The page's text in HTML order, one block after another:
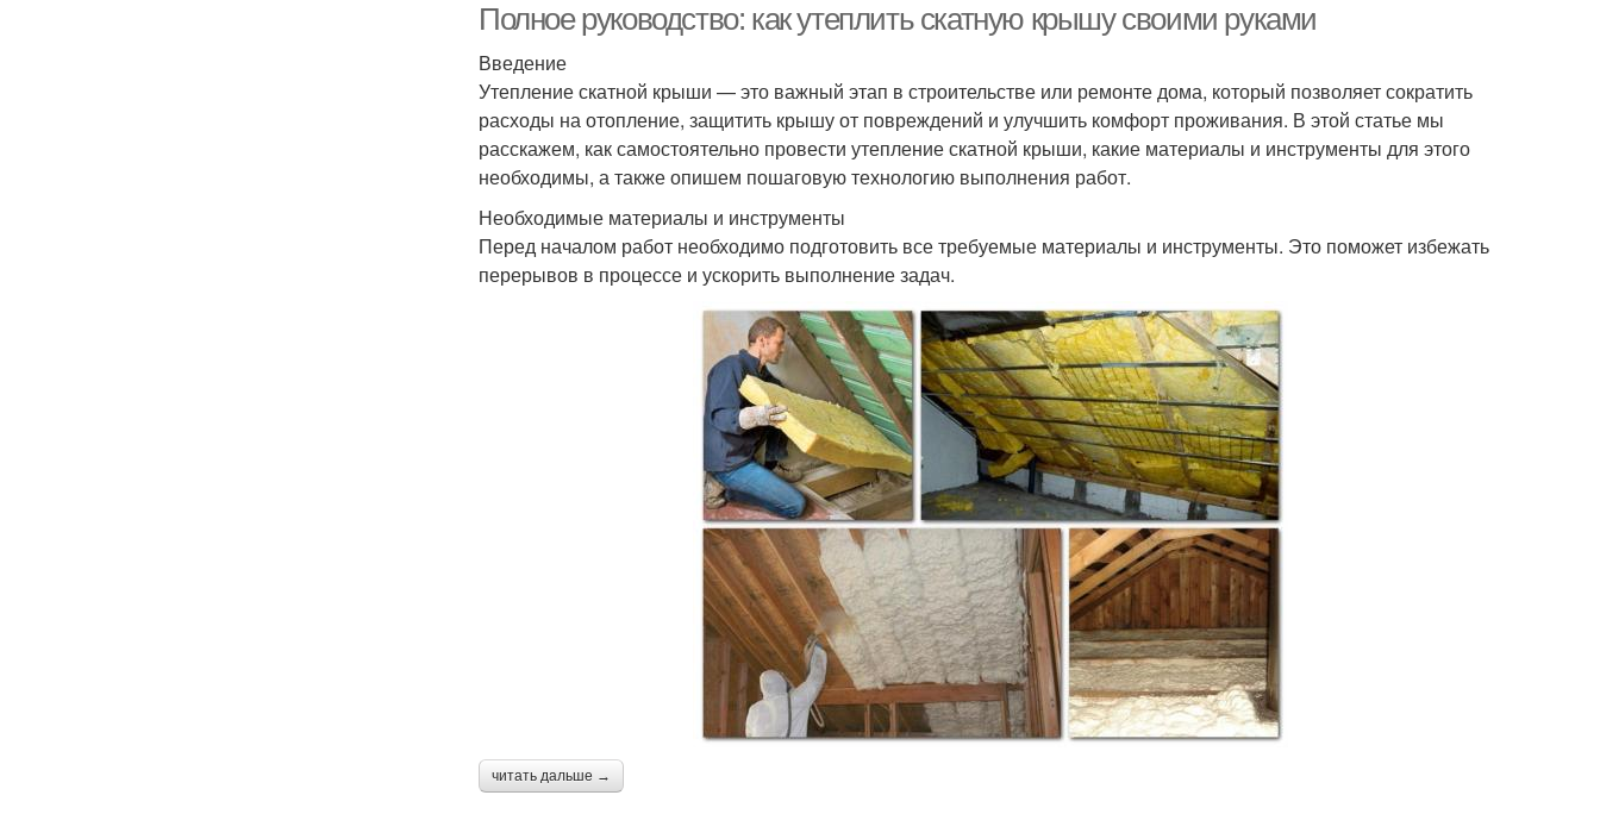
Полное руководство: как утеплить скатную крышу своими руками
Введение
Утепление скатной крыши — это важный этап в строительстве или ремонте дома, который позволяет сократить
расходы на отопление, защитить крышу от повреждений и улучшить комфорт проживания. В этой статье мы
расскажем, как самостоятельно провести утепление скатной крыши, какие материалы и инструменты для этого
необходимы, а также опишем пошаговую технологию выполнения работ.
Необходимые материалы и инструменты
Перед началом работ необходимо подготовить все требуемые материалы и инструменты. Это поможет избежать
перерывов в процессе и ускорить выполнение задач.
читать дальше →